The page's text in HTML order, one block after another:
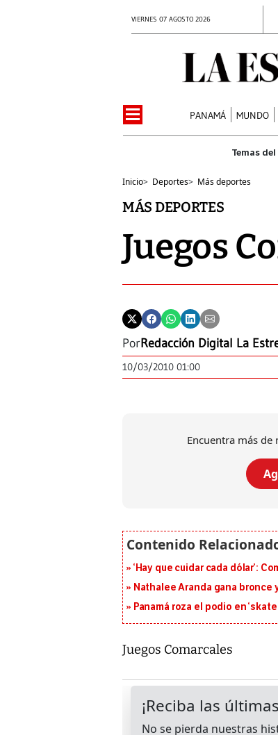
VIERNES 07 AGOSTO 2026
PANAMÁ MUNDO
Inicio> Deportes> Más deportes
MÁS DEPORTES
Juegos
PorRedacción Digital La
10/03/2010 01:00
Encuentra más
‘Hay que cuidar cada dólar’:
Nathalee Aranda gana
Panamá roza el podio en
Juegos Comarcales